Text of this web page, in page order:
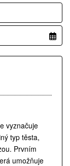
vyznačuje
typ těsta,
Prvním
umožňuje